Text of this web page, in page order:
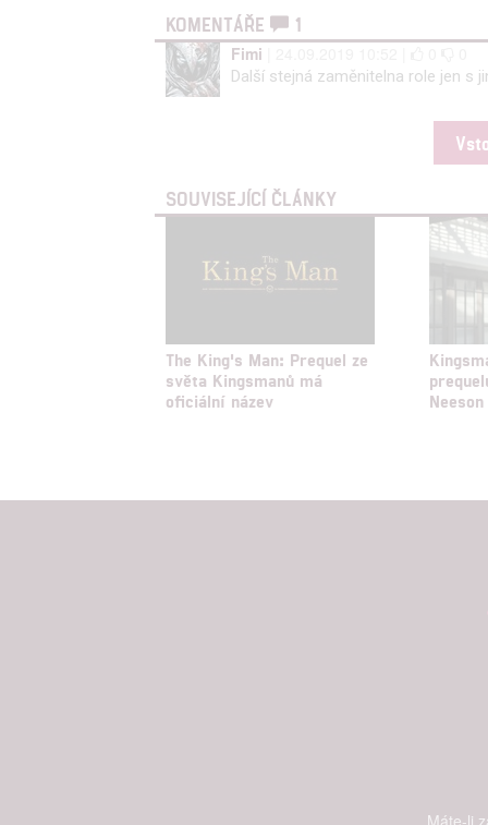
KOMENTÁŘE
1
Fimi
Další stejná zaměnitelna role jen s
SOUVISEJÍCÍ ČLÁNKY
The King's Man: Prequel ze
světa Kingsmanů má
oficiální název
Neeson
Máte-li
Udělením
možnost: